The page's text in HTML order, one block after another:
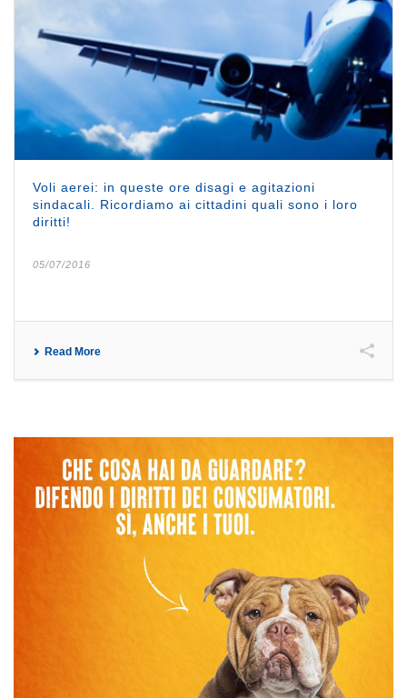
Voli aerei: in queste ore disagi e agitazioni
sindacali. Ricordiamo ai cittadini quali sono i loro
diritti!
05/07/2016
Read More